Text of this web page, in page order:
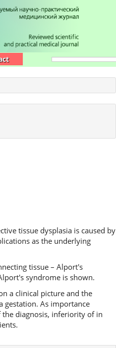
tissue dysplasia is caused by
as the underlying
tissue – Alport's
syndrome is shown.
a clinical picture and the
gestation. As importance
diagnosis, inferiority of in